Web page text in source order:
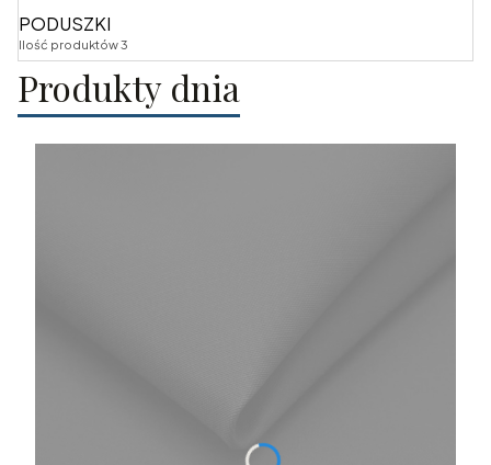
PODUSZKI
Ilość produktów 3
Produkty dnia